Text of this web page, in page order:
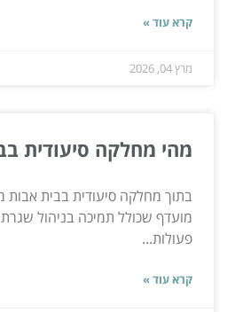
קרא עוד »
מרץ 04, 2026
מהי מחלקה סיעודית
בתוך מחלקה סיעודית בבית
מועדף שכולל תמיכה בניהול
פעולות...
קרא עוד »